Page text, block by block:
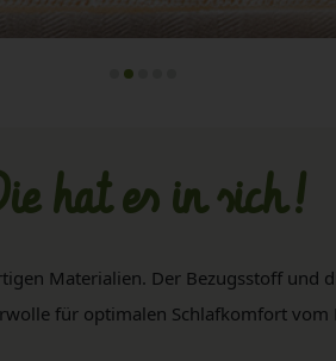
hat es in sich!
Materialien. Der Bezugsstoff
für optimalen Schlafkomfort vom